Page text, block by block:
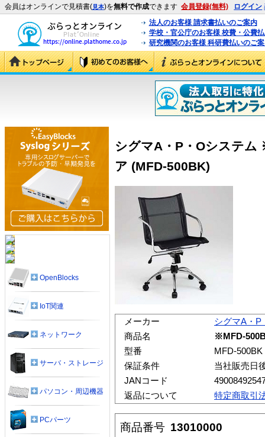
会員はオンラインで見積書(見本)を無料で作成できます 会員登録(無料) ログイン
法人のお客様 請求書払いのご案内
学校・官公庁のお客様 校費・公費
研究機関のお客様 科研費払いのご
シグマA・P・Oシステ
ア (MFD-500BK)
メーカー
シグマA・P
商品名
※MFD-
型番
MFD-500BK
保証条件
当社販売日
JANコード
返品について
特定商取引
商品番号 13010000
OpenBlocks
IoT関連
ネットワーク
サーバ・ストレージ
パソコン・周辺機器
PCパーツ